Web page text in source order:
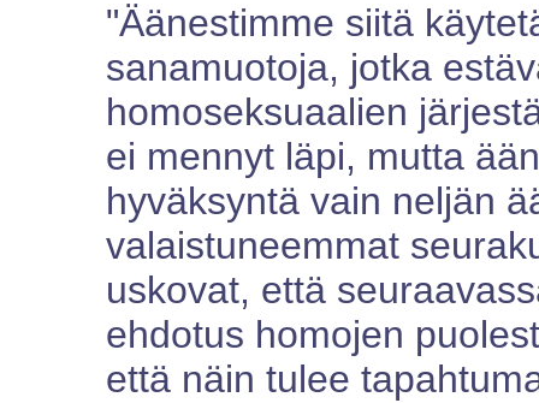
"Äänestimme siitä
sanamuotoja, jotka
homoseksuaalien
ei mennyt läpi, mutta
hyväksyntä vain neljän
valaistuneemmat
uskovat, että
ehdotus homojen
että näin tulee